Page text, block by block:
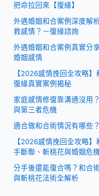
把命拉回來【復緣】
外遇婚姻和合案例深度解
救感情？－復緣諮詢
外遇婚姻和合案例真實分
婚姻感情
【2026感情挽回全攻略
復緣真實案例揭秘
家庭感情修復靠溝通沒用
與第三者危機
適合做和合術情況有哪些
【2026感情挽回全攻略
手斷聯、斬桃花與婚姻危
分手後還能復合嗎？和合
與斬桃花法術全解析